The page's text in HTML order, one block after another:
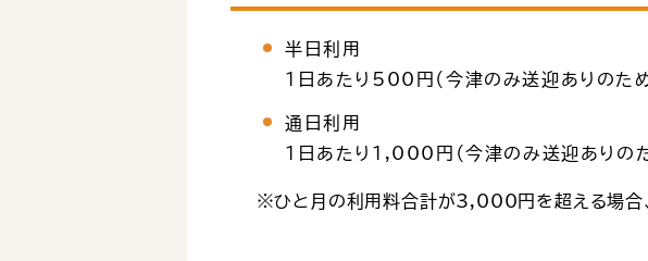
半日利用
1日あたり500円（今津のみ送迎ありのた
通日利用
1日あたり1,000円（今津のみ送迎ありの
※ひと月の利用料合計が3,000円を超える場合